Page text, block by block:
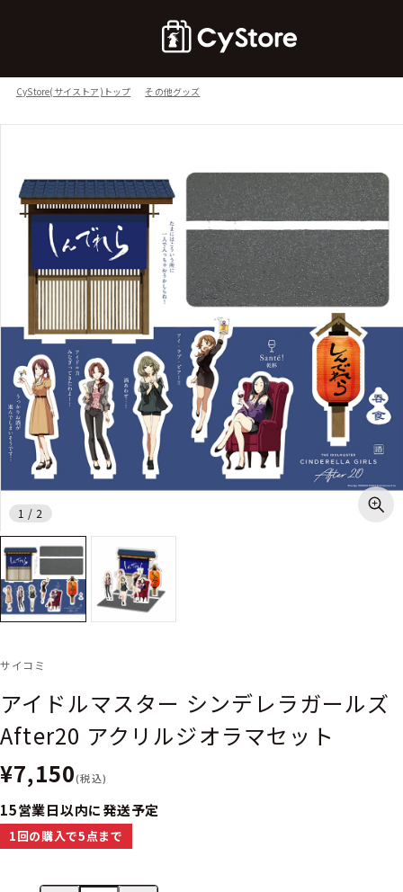
CyStore(サイストア)トップ その他グッズ
1 / 2
サイコミ
アイドルマスター シンデレラガールズ
After20 アクリルジオラマセット
¥7,150(税込)
15営業日以内に発送予定
1回の購入で5点まで